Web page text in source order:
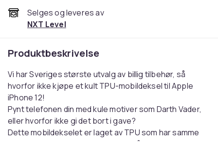
Selges og leveres av
NXT Level
Produktbeskrivelse
Vi har Sveriges største utvalg av billig tilbehør, så
hvorfor ikke kjøpe et kult TPU-mobildeksel til Apple
iPhone 12!
Pynt telefonen din med kule motiver som Darth Vader,
eller hvorfor ikke gi det bort i gave?
Dette mobildekselet er laget av TPU som har samme